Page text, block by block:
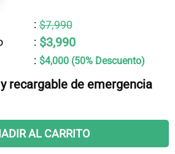
: $7,990
: $3,990
: $4,000 (50% Descuento)
recargable de emergencia
AL CARRITO